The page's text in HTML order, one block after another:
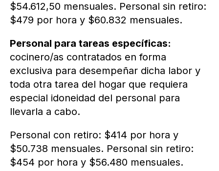
$54.612,50 mensuales. Personal sin retiro:
$479 por hora y $60.832 mensuales.
Personal para tareas específicas:
cocinero/as contratados en forma
exclusiva para desempeñar dicha labor y
toda otra tarea del hogar que requiera
especial idoneidad del personal para
llevarla a cabo.
Personal con retiro: $414 por hora y
$50.738 mensuales. Personal sin retiro:
$454 por hora y $56.480 mensuales.